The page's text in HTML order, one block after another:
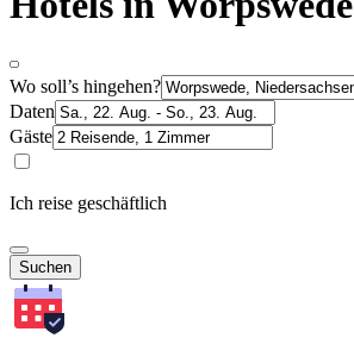
Wo soll’s hingehen?
Daten
Gäste
Ich reise geschäftlich
Suchen